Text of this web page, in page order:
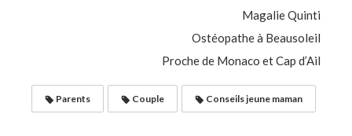
Magalie Quinti
Ostéopathe à Beausoleil
Proche de Monaco et Cap d’Ail
Parents Couple Conseils jeune maman